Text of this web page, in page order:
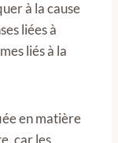
à la cause
liées à
liés à la
en matière
car les